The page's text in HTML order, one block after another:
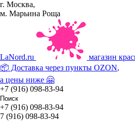
г. Москва,
м. Марьина Роща
LaNord.ru
магазин
📦 Доставка через пункты OZON,
а цены ниже 🤗
+7 (916) 098-83-94
+7 (916) 098-83-94
7 (916) 098-83-94